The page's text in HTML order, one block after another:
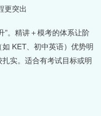
更突出
”。精讲＋模考的体系让阶
KET、初中英语）优势明
实。适合有考试目标或明